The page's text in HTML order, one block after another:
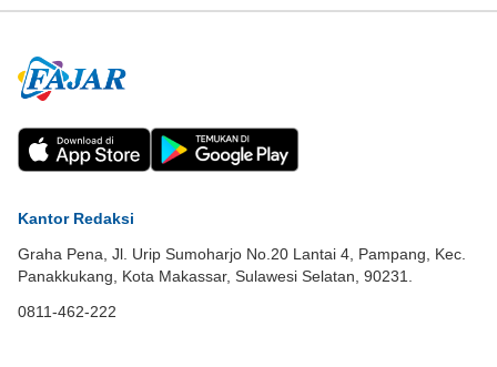
Kantor Redaksi
Graha Pena, Jl. Urip Sumoharjo No.20 Lantai 4, Pampang, Kec.
Panakkukang, Kota Makassar, Sulawesi Selatan, 90231.
0811-462-222